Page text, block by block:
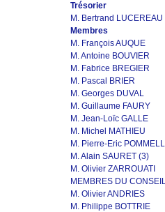
Trésorier
M. Bertrand LUCEREAU
Membres
M. François AUQUE
M. Antoine BOUVIER
M. Fabrice BREGIER
M. Pascal BRIER
M. Georges DUVAL
M. Guillaume FAURY
M. Jean-Loïc GALLE
M. Michel MATHIEU
M. Pierre-Eric
M. Alain SAURET (3)
M. Olivier ZARROUATI
MEMBRES DU
M. Olivier ANDRIES
M. Philippe BOTTRIE